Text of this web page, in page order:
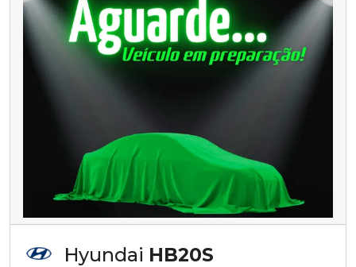
Hyundai HB20S